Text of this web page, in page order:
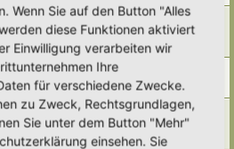
Mo 22. Sep 2025, 18:43
Igel:...ist das sinnvoll?
«So 13. Jul 2025, 14:27
natürliche Schlafplätze
Mo 3. Mär 2025, 09:53
Wenn Sie auf den Button "Alles
diese Funktionen aktiviert
Einwilligung verarbeiten wir
Ihre
für verschiedene Zwecke.
zu Zweck, Rechtsgrundlagen,
Sie unter dem Button "Mehr"
einsehen. Sie